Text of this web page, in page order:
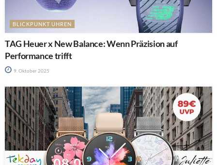
BLICKPUNKT UHREN
TAG Heuer x New Balance: Wenn Präzision auf
Performance trifft
9. Oktober 2025